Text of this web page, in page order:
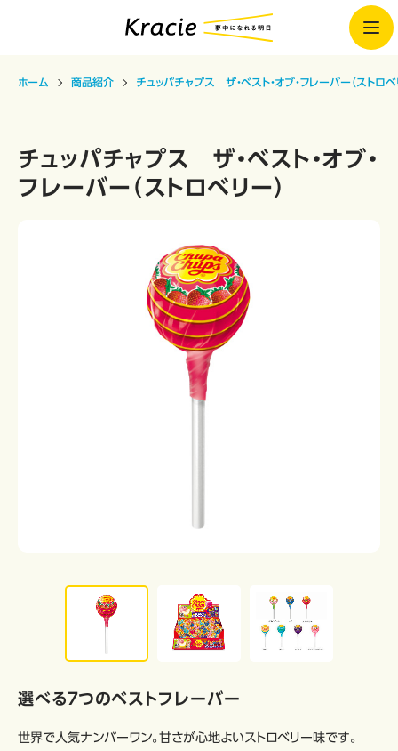
ホーム 商品紹介 チュッパチャプス ザ・ベスト・オブ・フレーバー（ストロベ
チュッパチャプス ザ・ベスト・オブ・
フレーバー（ストロベリー）
選べる７つのベストフレーバー
世界で人気ナンバーワン。甘さが心地よいストロベリー味です。